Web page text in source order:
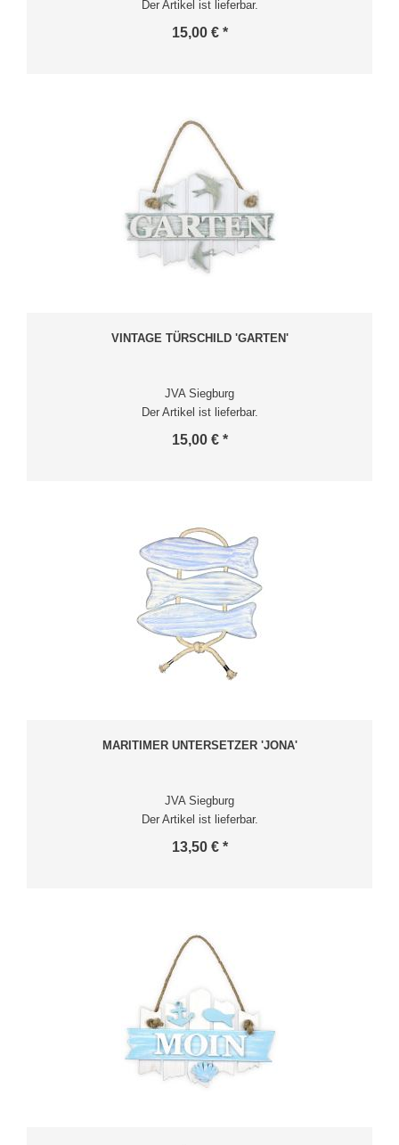
Der Artikel ist lieferbar.
15,00 € *
VINTAGE TÜRSCHILD 'GARTEN'
JVA Siegburg
Der Artikel ist lieferbar.
15,00 € *
MARITIMER UNTERSETZER 'JONA'
JVA Siegburg
Der Artikel ist lieferbar.
13,50 € *